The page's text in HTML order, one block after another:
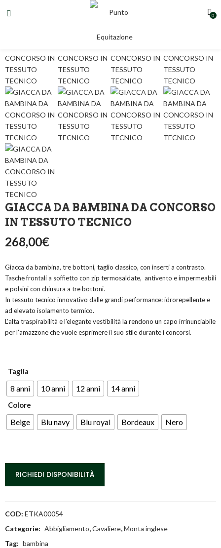
0
GIACCA DA BAMBINA DA CONCORSO
IN TESSUTO TECNICO
268,00€
Giacca da bambina, tre bottoni, taglio classico, con inserti a contrasto.
Tasche frontali a soffietto con zip termosaldate, antivento e impermeabili
e polsini con chiusura a tre bottoni.
In tessuto tecnico innovativo dalle grandi performance: idrorepellente e
ad elevato isolamento termico.
L’alta traspirabilità e l’elegante vestibilità la rendono un capo irrinunciabile
per l’amazzone che vuole esprimere il suo stile durante i concorsi.
Taglia
8 anni 10 anni 12 anni 14 anni
Colore
Beige Blu navy Blu royal Bordeaux Nero
RICHIEDI DISPONIBILITÀ
COD: ETKA00054
Categorie: Abbigliamento,Cavaliere,Monta inglese
Tag: bambina